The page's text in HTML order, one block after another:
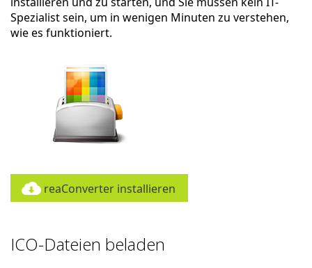
Spezialist sein, um in wenigen Minuten zu verstehen,
wie es funktioniert.
reaConverter installieren
ICO-Dateien beladen